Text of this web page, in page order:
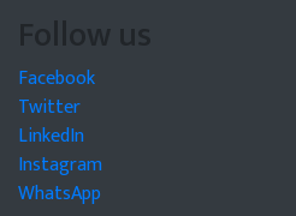
Follow us
Facebook
Twitter
LinkedIn
Instagram
WhatsApp